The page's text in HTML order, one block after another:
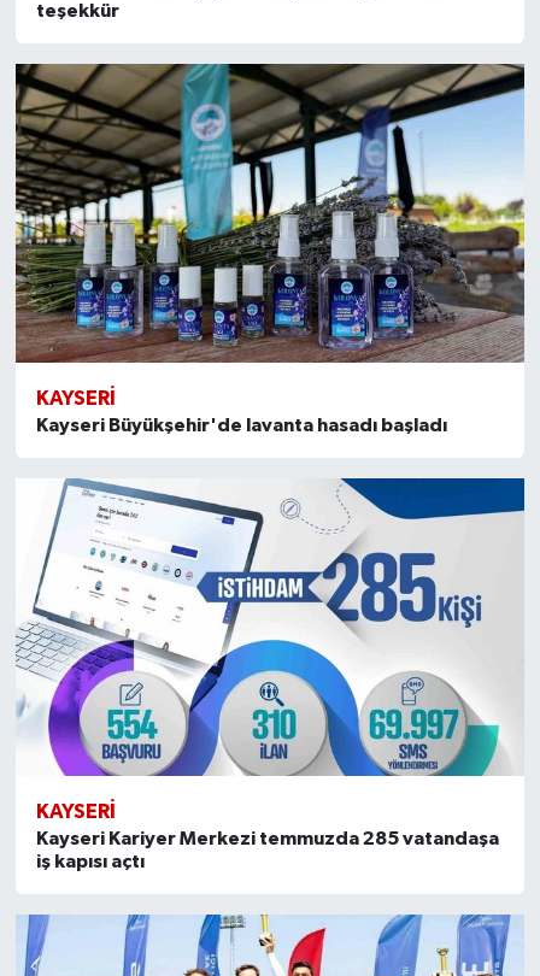
teşekkür
KAYSERI
Kayseri Büyükşehir'de lavanta hasadı başladı
KAYSERI
Kayseri Kariyer Merkezi temmuzda 285 vatandaşa
iş kapısı açtı